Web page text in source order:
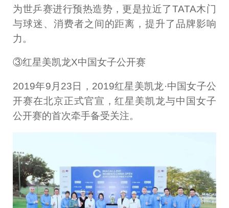
为世乒赛进行预热造势，更是拉近了TATA木门
与球迷、消费者之间的距离，提升了品牌影响
力。
③红星美凯龙X中国女子公开赛
2019年9月23日，2019红星美凯龙·中国女子公
开赛在北京正式官宣，红星美凯龙与中国女子
公开赛的首次牵手备受关注。